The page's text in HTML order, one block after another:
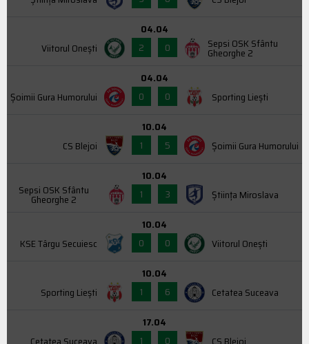
Viitorul Onești
04.04
2
0 Sepsi OSK Sfântu
Gheorghe 2
Şoimii Gura Humorului
04.04
0
0 Sporting Liești
CS Blejoi
10.04
1
5 Şoimii Gura Humorului
Sepsi OSK Sfântu
Gheorghe 2
10.04
1
3 Știința Miroslava
KSE Târgu Secuiesc
10.04
0
0 Viitorul Onești
Sporting Liești
10.04
1
6 Cetatea Suceava
17.04
1
0